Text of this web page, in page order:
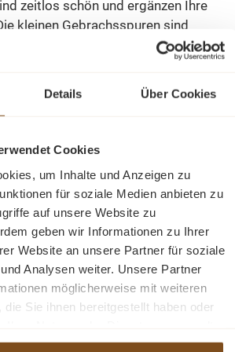
Details Über Cookies
Cookies
um Inhalte und Anzeigen zu
für soziale Medien anbieten zu
auf unsere Website zu
geben wir Informationen zu Ihrer
Website an unsere Partner für soziale
Analysen weiter. Unsere Partner
möglicherweise mit weiteren
die Sie ihnen bereitgestellt haben oder
zeitlos schön und ergänzen Ihre
kleinen Gebrachsspuren sind
unterstreichen den Charakter des
ist komplett aus Massivholz. Jeder
und liebevoll aufbereitet.
Dielenschrank, Vertiko und mehr
ca. Höhe: 194 cm, Breite: 175 cm,
handpoliert